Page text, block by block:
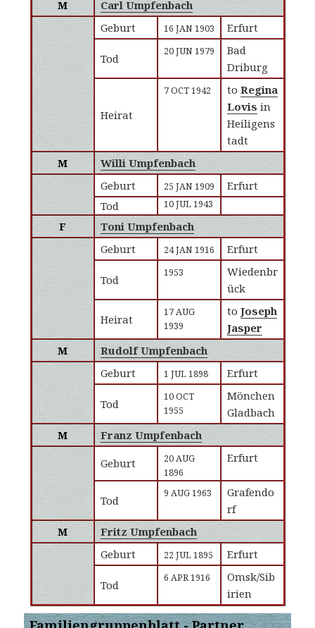
M
Carl Umpfenbach
Geburt
16 JAN 1903 Erfurt
Tod
20 JUN 1979
Bad
Driburg
Heirat
7 OCT 1942 to Regina
Lovis in
Heiligens
tadt
M
Willi Umpfenbach
Geburt
25 JAN 1909
Erfurt
Tod
10 JUL 1943
F
Toni Umpfenbach
Geburt
24 JAN 1916 Erfurt
Tod
1953
Wiedenbr
ück
Heirat
17 AUG
1939
to Joseph
Jasper
M
Rudolf Umpfenbach
Geburt
1 JUL 1898 Erfurt
Tod
10 OCT
1955
Mönchen
Gladbach
M
Franz Umpfenbach
Geburt
20 AUG
1896
Erfurt
Tod
9 AUG 1963
Grafendo
rf
M
Fritz Umpfenbach
Geburt
22 JUL 1895 Erfurt
Tod
6 APR 1916
Omsk/Sib
irien